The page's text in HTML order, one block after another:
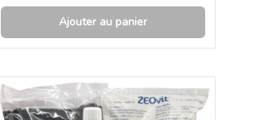
Ajouter au panier